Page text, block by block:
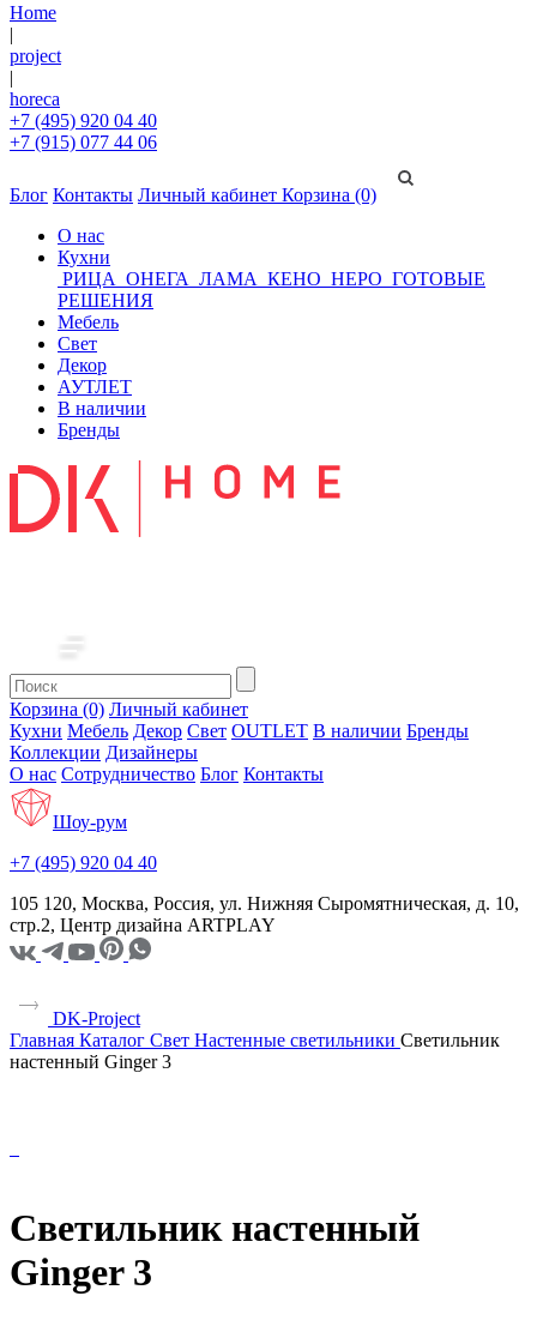
Home
|
project
|
horeca
+7 (495) 920 04 40
+7 (915) 077 44 06
Блог Контакты Личный кабинет Корзина (0)
О нас
Кухни
РИЦА ОНЕГА ЛАМА КЕНО НЕРО ГОТОВЫЕ
РЕШЕНИЯ
Мебель
Свет
Декор
АУТЛЕТ
В наличии
Бренды
Корзина (0) Личный кабинет
Кухни Мебель Декор Свет OUTLET В наличии Бренды
Коллекции Дизайнеры
О нас Сотрудничество Блог Контакты
Шоу-рум
+7 (495) 920 04 40
105 120, Москва, Россия, ул. Нижняя Сыромятническая, д. 10,
стр.2, Центр дизайна ARTPLAY
DK-Project
Главная Каталог Свет Настенные светильники Светильник
настенный Ginger 3
Светильник настенный
Ginger 3